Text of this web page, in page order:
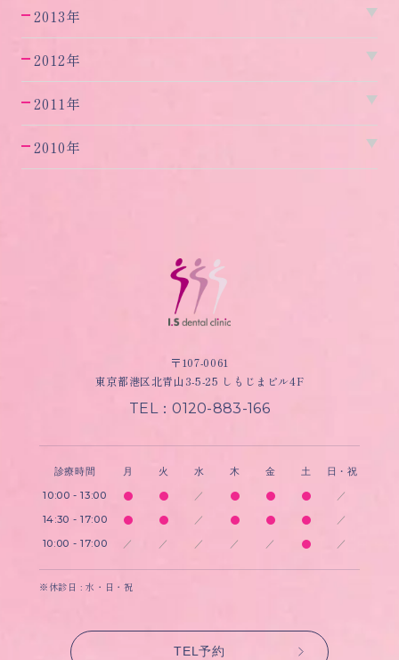
2013年
2012年
2011年
2010年
〒107-0061
東京都港区北青山3-5-25 しもじまビル4F
TEL：0120-883-166
診療時間 月 火 水 木 金 土 日・祝
10:00 - 13:00 ／ ／
14:30 - 17:00 ／ ／
10:00 - 17:00 ／ ／ ／ ／ ／ ／
※休診日 : 水・日・祝
TEL予約